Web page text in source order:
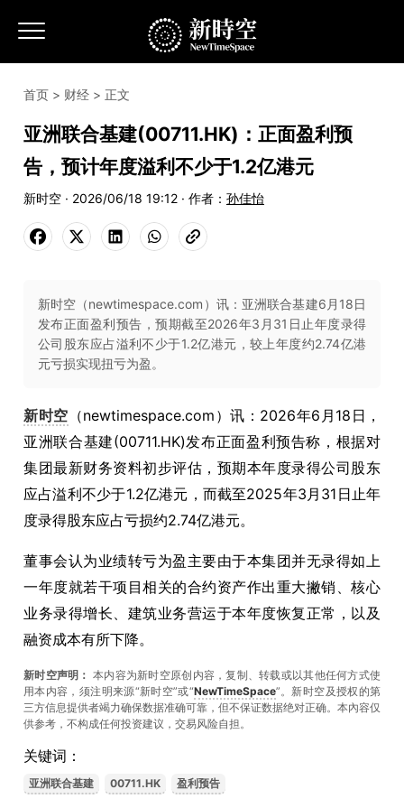
首页 > 财经 > 正文
亚洲联合基建(00711.HK)：正面盈利预
告，预计年度溢利不少于1.2亿港元
新时空 · 2026/06/18 19:12 · 作者： 孙佳怡
新时空（newtimespace.com）讯：亚洲联合基建6月18日
发布正面盈利预告，预期截至2026年3月31日止年度录得
公司股东应占溢利不少于1.2亿港元，较上年度约2.74亿港
元亏损实现扭亏为盈。
新时空 （newtimespace.com）讯：2026年6月18日，
亚洲联合基建(00711.HK)发布正面盈利预告称，根据对
集团最新财务资料初步评估，预期本年度录得公司股东
应占溢利不少于1.2亿港元，而截至2025年3月31日止年
度录得股东应占亏损约2.74亿港元。
董事会认为业绩转亏为盈主要由于本集团并无录得如上
一年度就若干项目相关的合约资产作出重大撇销、核心
业务录得增长、建筑业务营运于本年度恢复正常，以及
融资成本有所下降。
新时空声明： 本内容为新时空原创内容，复制、转载或以其他任何方式使
用本内容，须注明来源“新时空”或“NewTimeSpace”。新时空及授权的第
三方信息提供者竭力确保数据准确可靠，但不保证数据绝对正确。本內容仅
供参考，不构成任何投资建议，交易风险自担。
关键词：
亚洲联合基建 00711.HK 盈利预告